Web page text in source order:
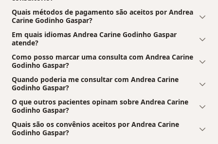
Quais métodos de pagamento são aceitos por Andrea
Carine Godinho Gaspar?
Em quais idiomas Andrea Carine Godinho Gaspar
atende?
Como posso marcar uma consulta com Andrea Carine
Godinho Gaspar?
Quando poderia me consultar com Andrea Carine
Godinho Gaspar?
O que outros pacientes opinam sobre Andrea Carine
Godinho Gaspar?
Quais são os convênios aceitos por Andrea Carine
Godinho Gaspar?